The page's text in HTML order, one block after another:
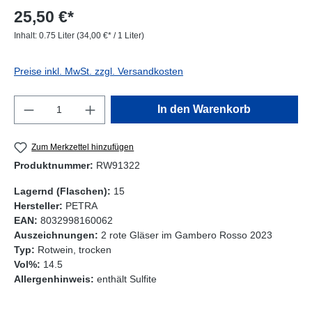
25,50 €*
Inhalt: 0.75 Liter (34,00 €* / 1 Liter)
Preise inkl. MwSt. zzgl. Versandkosten
Produkt Anzahl: Gib den gewünschten
In den Warenkorb
Zum Merkzettel hinzufügen
Produktnummer: RW91322
Lagernd (Flaschen): 15
Hersteller: PETRA
EAN: 8032998160062
Auszeichnungen: 2 rote Gläser im Gambero Rosso 2023
Typ: Rotwein, trocken
Vol%: 14.5
Allergenhinweis: enthält Sulfite